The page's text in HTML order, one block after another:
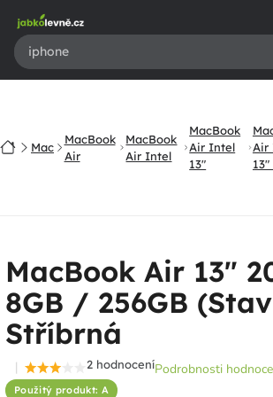
obsah
DomůMac
MacBook
Air
MacBook
Air Intel
MacBook
Air Intel
13"
Air
13"
MacBook Air 13"
8GB / 256GB
Stříbrná
Použitý produkt: A
Průměrné
2 hodnoceníPodrobnosti